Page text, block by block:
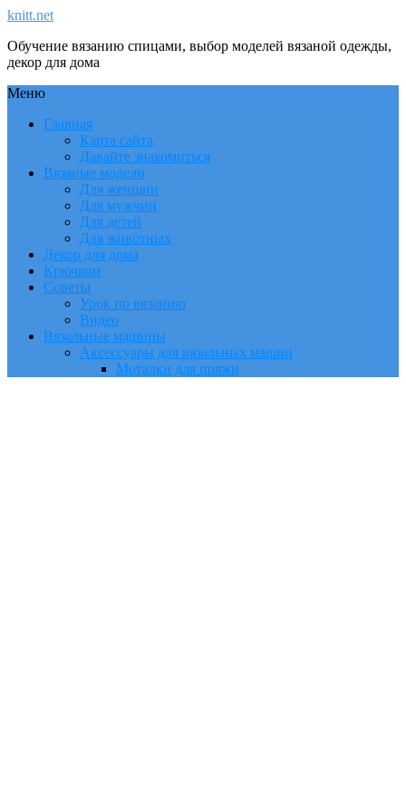
knitt.net
Обучение вязанию спицами, выбор моделей вязаной одежды,
декор для дома
Меню
Главная
Карта сайта
Давайте знакомиться
Вязаные модели
Для женщин
Для мужчин
Для детей
Для животных
Декор для дома
Крючком
Советы
Урок по вязанию
Видео
Вязальные машины
Аксессуары для вязальных машин
Моталки для пряжи